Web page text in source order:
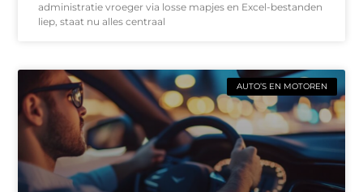
administratie vroeger via losse mapjes en Excel-bestanden
liep, staat nu alles centraal
AUTO’S EN MOTOREN